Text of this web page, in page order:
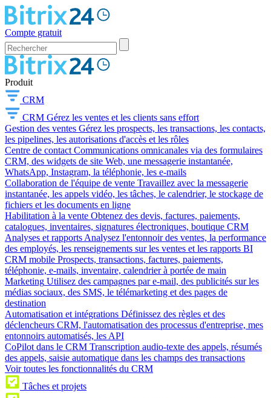
Compte gratuit
Produit
CRM
CRM Gérez les ventes et les clients sans effort
Gestion des ventes Gérez les prospects, les transactions, les contacts,
les pipelines, les autorisations d'accès et les rôles
Centre de contact Communications omnicanales via des formulaires
CRM, des widgets de site Web, une messagerie instantanée,
WhatsApp, Instagram, la téléphonie, les e-mails
Collaboration de l'équipe de vente Travaillez avec la messagerie
instantanée, les appels vidéo, les tâches, le calendrier, le stockage de
fichiers et les documents en ligne
Habilitation à la vente Obtenez des devis, factures, paiements,
catalogues, inventaires, signatures électroniques, boutique CRM
Analyses et rapports Analysez l'entonnoir des ventes, la performance
des employés, les renseignements sur les ventes et les rapports BI
CRM mobile Prospects, transactions, factures, paiements,
téléphonie, e-mails, inventaire, calendrier à portée de main
Marketing Utilisez des campagnes par e-mail, des publicités sur les
médias sociaux, des SMS, le télémarketing et des pages de
destination
Automatisation et intégrations Définissez des règles et des
déclencheurs CRM, l'automatisation des processus d'entreprise, mes
entonnoirs automatisés, les API
CoPilot dans le CRM Transcription audio-texte des appels, résumés
des appels, saisie automatique dans les champs des transactions
Voir toutes les fonctionnalités du CRM
Tâches et projets